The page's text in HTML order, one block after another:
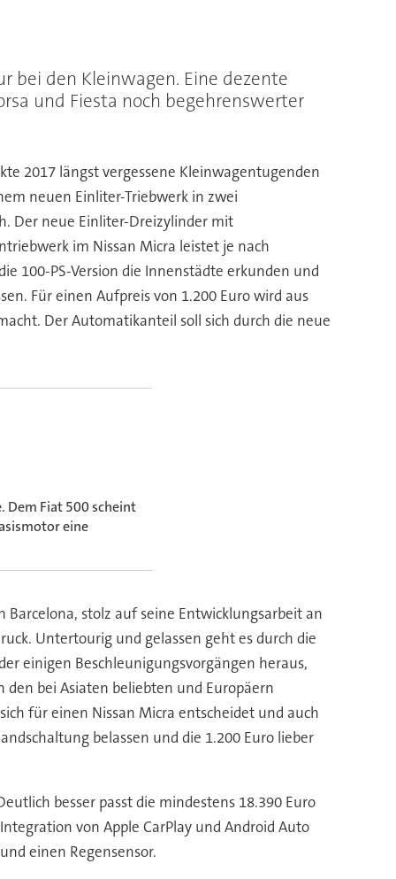
bei den Kleinwagen. Eine dezente
und Fiesta noch begehrenswerter
2017 längst vergessene Kleinwagentugenden
neuen Einliter-Triebwerk in zwei
Der neue Einliter-Dreizylinder mit
im Nissan Micra leistet je nach
100-PS-Version die Innenstädte erkunden und
Für einen Aufpreis von 1.200 Euro wird aus
Der Automatikanteil soll sich durch die neue
Dem Fiat 500 scheint
eine
Barcelona, stolz auf seine Entwicklungsarbeit an
Untertourig und gelassen geht es durch die
einigen Beschleunigungsvorgängen heraus,
bei Asiaten beliebten und Europäern
für einen Nissan Micra entscheidet und auch
belassen und die 1.200 Euro lieber
besser passt die mindestens 18.390 Euro
von Apple CarPlay und Android Auto
einen Regensensor.